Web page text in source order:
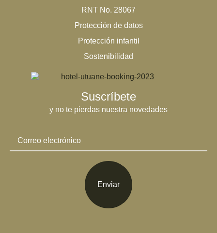
RNT No. 28067
Protección de datos
Protección infantil
Sostenibilidad
Suscríbete
y no te pierdas nuestra novedades
Enviar